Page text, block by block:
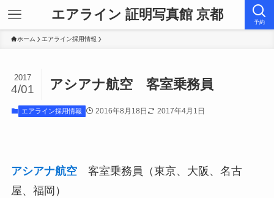
エアライン 証明写真館 京都 予約
ホーム エアライン採用情報
アシアナ航空 客室乗務員
2017
4/01
エアライン採用情報 2016年8月18日 2017年4月1日
アシアナ航空客室乗務員（東京、大阪、名古
屋、福岡）